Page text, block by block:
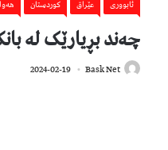
ئابووری عێراق كوردستان
چەند بڕیارێک لە
Bask Net
2024-02-19